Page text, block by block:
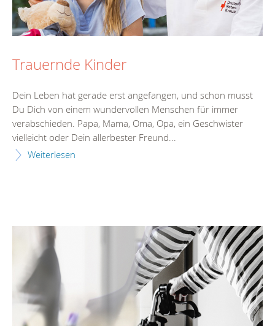
Trauernde Kinder
Dein Leben hat gerade erst angefangen, und schon musst
Du Dich von einem wundervollen Menschen für immer
verabschieden. Papa, Mama, Oma, Opa, ein Geschwister
vielleicht oder Dein allerbester Freund...
Weiterlesen